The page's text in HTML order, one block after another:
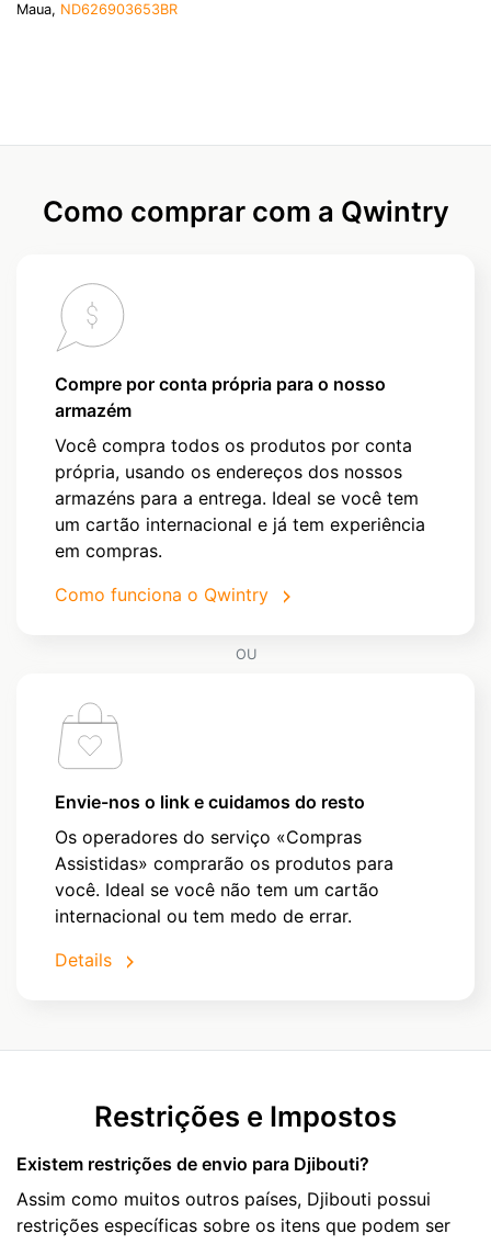
Maua, ND626903653BR
Como comprar com a Qwintry
Compre por conta própria para o nosso
armazém
Você compra todos os produtos por conta
própria, usando os endereços dos nossos
armazéns para a entrega. Ideal se você tem
um cartão internacional e já tem experiência
em compras.
Como funciona o Qwintry
OU
Envie-nos o link e cuidamos do resto
Os operadores do serviço «Compras
Assistidas» comprarão os produtos para
você. Ideal se você não tem um cartão
internacional ou tem medo de errar.
Details
Restrições e Impostos
Existem restrições de envio para Djibouti?
Assim como muitos outros países, Djibouti possui
restrições específicas sobre os itens que podem ser